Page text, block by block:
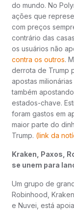
do mundo. No
ações que
com preços
contrário das
os usuários não
contra os outros.
derrota de Trump
apostas
também
estados-chave.
foram gastos em
maior parte do
Trump. (link da
Kraken, Paxos,
se unem para
Um grupo de
Robinhood,
e Nuvei, está